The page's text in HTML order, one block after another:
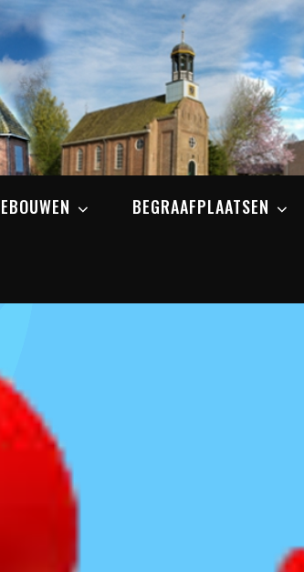
BEGRAAFPLAATSEN